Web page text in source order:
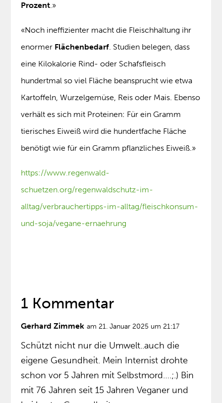
Prozent.»
«Noch ineffizienter macht die Fleischhaltung ihr
enormer Flächenbedarf. Studien belegen, dass
eine Kilokalorie Rind- oder Schafsfleisch
hundertmal so viel Fläche beansprucht wie etwa
Kartoffeln, Wurzelgemüse, Reis oder Mais. Ebenso
verhält es sich mit Proteinen: Für ein Gramm
tierisches Eiweiß wird die hundertfache Fläche
benötigt wie für ein Gramm pflanzliches Eiweiß.»
https://www.regenwald-
schuetzen.org/regenwaldschutz-im-
alltag/verbrauchertipps-im-alltag/fleischkonsum-
und-soja/vegane-ernaehrung
1 Kommentar
Gerhard Zimmek am 21. Januar 2025 um 21:17
Schützt nicht nur die Umwelt..auch die
eigene Gesundheit. Mein Internist drohte
schon vor 5 Jahren mit Selbstmord….;.) Bin
mit 76 Jahren seit 15 Jahren Veganer und